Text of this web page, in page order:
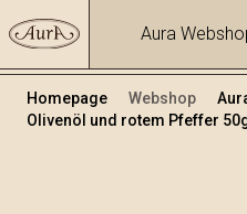
Aura
Homepage Webshop
Olivenöl und rotem Pfeffer